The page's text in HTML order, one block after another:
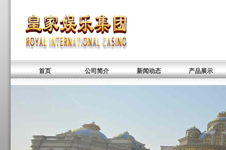
首页 公司简介 新闻动态 产品展示